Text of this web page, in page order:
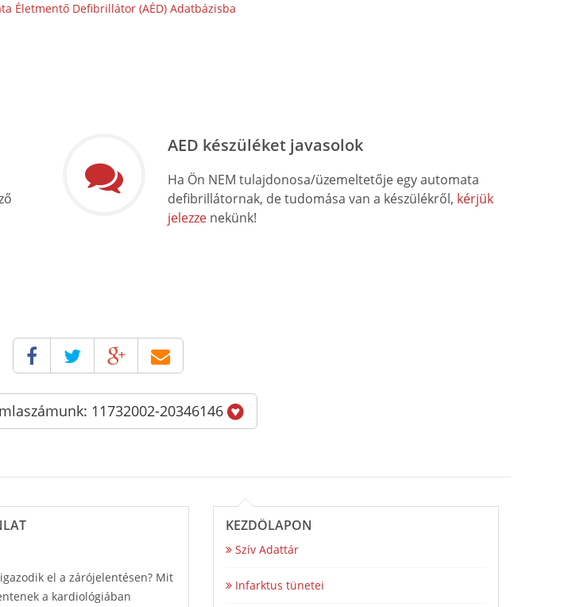
Életmentő Defibrillátor (AÉD) Adatbázisba
AED készüléket javasolok
Ha Ön NEM tulajdonosa/üzemeltetője egy automata
defibrillátornak, de tudomása van a készülékről, kérjük
jelezze nekünk!
11732002-20346146
el a zárójelentésen? Mit
a kardiológiában
KEZDŐLAPON
Szív Adattár
Infarktus tünetei